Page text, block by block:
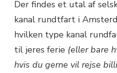
Der findes et utal af
kanal rundtfart i
hvilken type kanal
til jeres ferie (eller bare
hvis du gerne vil rejse